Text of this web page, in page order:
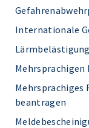
Internationale
Mehrsprachigen
Mehrsprachiges
beantragen